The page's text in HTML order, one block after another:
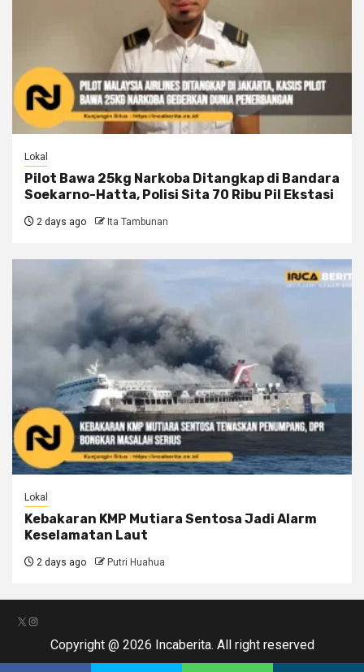
Lokal
Pilot Bawa 25kg Narkoba Ditangkap di Bandara
Soekarno-Hatta, Polisi Sita 70 Ribu Pil Ekstasi
2 days ago Ita Tambunan
Lokal
Kebakaran KMP Mutiara Sentosa Jadi Alarm
Keselamatan Laut
2 days ago Putri Huahua
X Instagram
Copyright @ 2026 Incaberita. All right reserved